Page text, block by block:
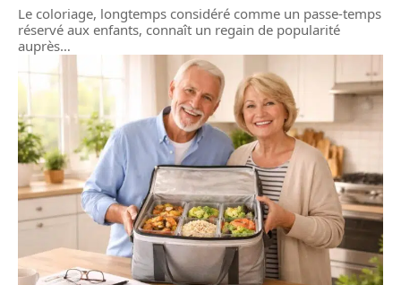
Le coloriage, longtemps considéré comme un passe-temps
réservé aux enfants, connaît un regain de popularité
auprès…